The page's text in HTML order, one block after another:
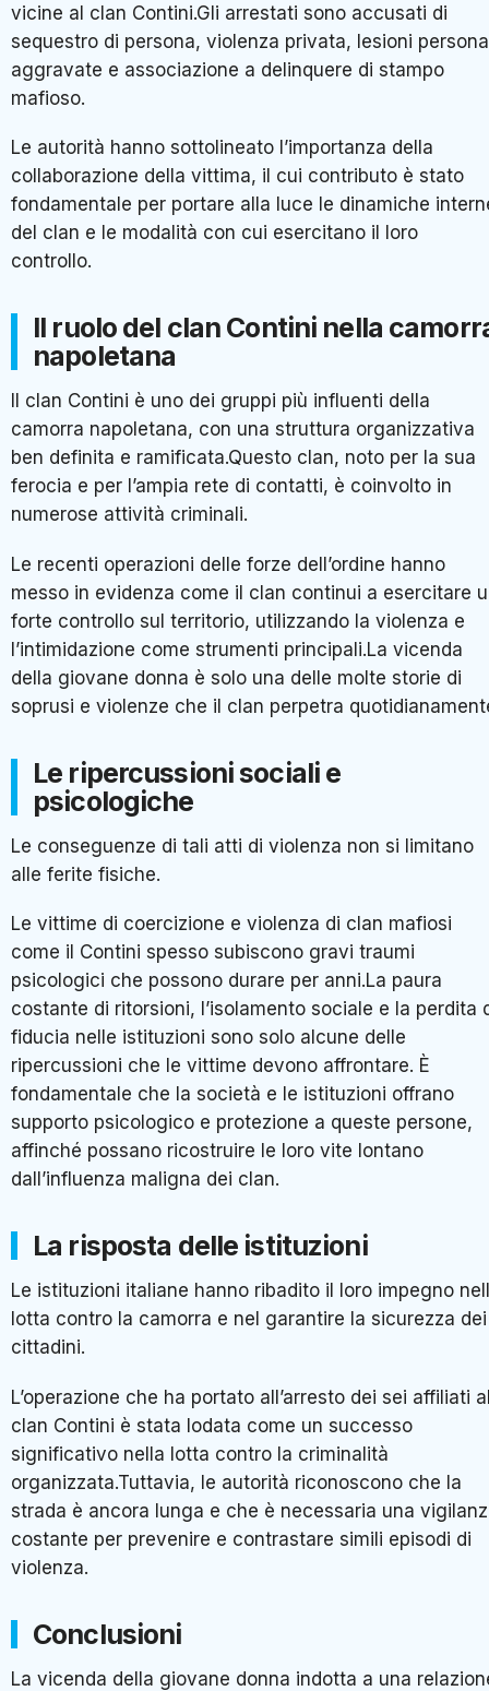
vicine al clan Contini.Gli arrestati sono accusati di
sequestro di persona, violenza privata, lesioni
aggravate e associazione a delinquere di stampo
mafioso.
Le autorità hanno sottolineato l’importanza della
collaborazione della vittima, il cui contributo è stato
fondamentale per portare alla luce le dinamiche
del clan e le modalità con cui esercitano il loro
controllo.
Il ruolo del clan Contini nella
napoletana
Il clan Contini è uno dei gruppi più influenti della
camorra napoletana, con una struttura organizzativa
ben definita e ramificata.Questo clan, noto per la sua
ferocia e per l’ampia rete di contatti, è coinvolto in
numerose attività criminali.
Le recenti operazioni delle forze dell’ordine hanno
messo in evidenza come il clan continui a esercitare
forte controllo sul territorio, utilizzando la violenza e
l’intimidazione come strumenti principali.La vicenda
della giovane donna è solo una delle molte storie di
soprusi e violenze che il clan perpetra
Le ripercussioni sociali e
psicologiche
Le conseguenze di tali atti di violenza non si limitano
alle ferite fisiche.
Le vittime di coercizione e violenza di clan mafiosi
come il Contini spesso subiscono gravi traumi
psicologici che possono durare per anni.La paura
costante di ritorsioni, l’isolamento sociale e la perdita
fiducia nelle istituzioni sono solo alcune delle
ripercussioni che le vittime devono affrontare. È
fondamentale che la società e le istituzioni offrano
supporto psicologico e protezione a queste persone,
affinché possano ricostruire le loro vite lontano
dall’influenza maligna dei clan.
La risposta delle istituzioni
Le istituzioni italiane hanno ribadito il loro impegno
lotta contro la camorra e nel garantire la sicurezza dei
cittadini.
L’operazione che ha portato all’arresto dei sei affiliati
clan Contini è stata lodata come un successo
significativo nella lotta contro la criminalità
organizzata.Tuttavia, le autorità riconoscono che la
strada è ancora lunga e che è necessaria una
costante per prevenire e contrastare simili episodi di
violenza.
Conclusioni
La vicenda della giovane donna indotta a una